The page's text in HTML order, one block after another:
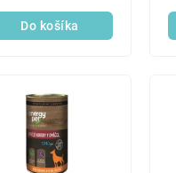
Do košíka